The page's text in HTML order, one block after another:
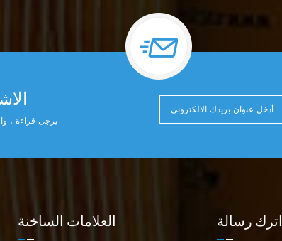
يرجى قراءة ،
العلامات الساخنة اترك رسالة